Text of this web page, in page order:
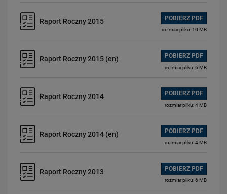
Raport Roczny 2015 POBIERZ PDF
rozmiar pliku: 10 MB
Raport Roczny 2015 (en) POBIERZ PDF
rozmiar pliku: 6 MB
Raport Roczny 2014 POBIERZ PDF
rozmiar pliku: 4 MB
Raport Roczny 2014 (en) POBIERZ PDF
rozmiar pliku: 4 MB
Raport Roczny 2013 POBIERZ PDF
rozmiar pliku: 6 MB